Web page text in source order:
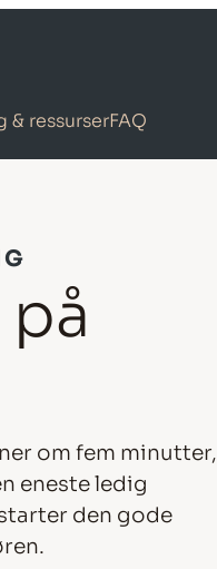
& ressurserFAQ
om fem minutter,
eneste ledig
den gode